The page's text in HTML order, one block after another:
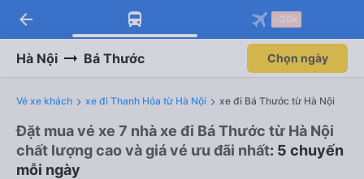
arrow_back -30k
Hà Nội Bá Thước Chọn ngày
Vé xe khách xe đi Thanh Hóa từ Hà Nội xe đi Bá Thước từ Hà Nội
Đặt mua vé xe 7 nhà xe đi Bá Thước từ Hà Nội
chất lượng cao và giá vé ưu đãi nhất: 5 chuyến
mỗi ngày